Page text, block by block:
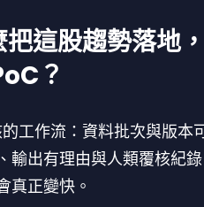
這股趨勢落地
？
工作流：資料批次與版本
輸出有理由與人類覆核紀
真正變快。